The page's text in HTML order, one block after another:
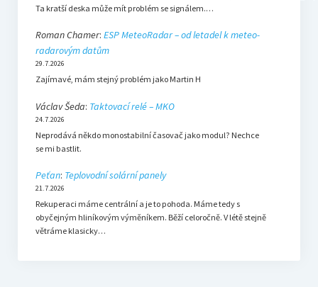
Ta kratší deska může mít problém se signálem.…
Roman Chamer: ESP MeteoRadar – od letadel k meteo-
radarovým datům
29.7.2026
Zajímavé, mám stejný problém jako Martin H
Václav Šeda: Taktovací relé – MKO
24.7.2026
Neprodává někdo monostabilní časovač jako modul? Nechce
se mi bastlit.
Peťan: Teplovodní solární panely
21.7.2026
Rekuperaci máme centrální a je to pohoda. Máme tedy s
obyčejným hliníkovým výměníkem. Běží celoročně. V létě stejně
větráme klasicky…